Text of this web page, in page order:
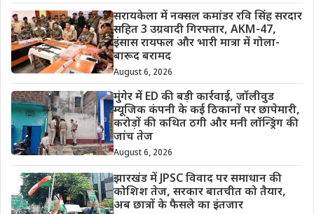
सरायकेला में नक्सल कमांडर रवि सिंह सरदार
सहित 3 उग्रवादी गिरफ्तार, AKM-47,
इंसास रायफल और भारी मात्रा में गोला-
बारूद बरामद
August 6, 2026
मुंगेर में ED की बड़ी कार्रवाई, जॉलीवुड
म्यूजिक कंपनी के कई ठिकानों पर छापेमारी,
करोड़ों की कथित ठगी और मनी लॉन्ड्रिंग की
जांच तेज
August 6, 2026
झारखंड में JPSC विवाद पर समाधान की
कोशिश तेज, सरकार बातचीत को तैयार,
अब छात्रों के फैसले का इंतजार